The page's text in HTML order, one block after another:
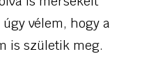
vélem, hogy a
is születik meg.